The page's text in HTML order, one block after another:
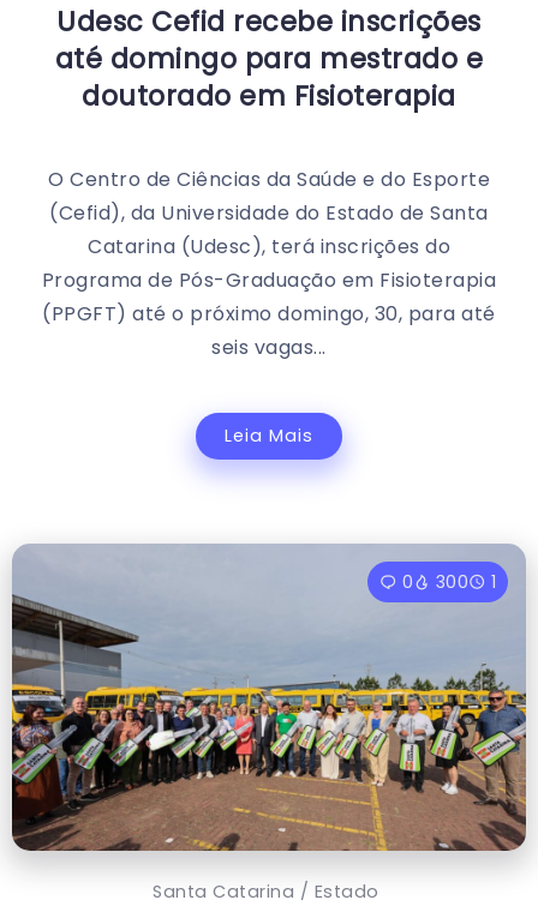
Udesc Cefid recebe inscrições
até domingo para mestrado e
doutorado em Fisioterapia
O Centro de Ciências da Saúde e do Esporte
(Cefid), da Universidade do Estado de Santa
Catarina (Udesc), terá inscrições do
Programa de Pós-Graduação em Fisioterapia
(PPGFT) até o próximo domingo, 30, para até
seis vagas...
Leia Mais
0 300 1
Santa Catarina / Estado